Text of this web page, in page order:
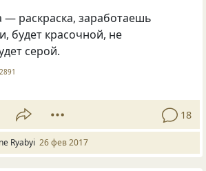
раскраска, заработаешь
будет красочной, не
серой.
2891
18
Ryabyi 26 фев 2017